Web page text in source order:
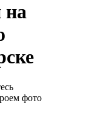
на
фото